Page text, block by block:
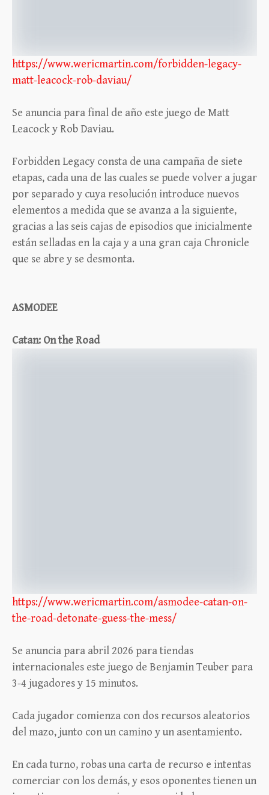
https://www.wericmartin.com/forbidden-legacy-
matt-leacock-rob-daviau/
Se anuncia para final de año este juego de Matt
Leacock y Rob Daviau.
Forbidden Legacy consta de una campaña de siete
etapas, cada una de las cuales se puede volver a jugar
por separado y cuya resolución introduce nuevos
elementos a medida que se avanza a la siguiente,
gracias a las seis cajas de episodios que inicialmente
están selladas en la caja y a una gran caja Chronicle
que se abre y se desmonta.
ASMODEE
Catan: On the Road
https://www.wericmartin.com/asmodee-catan-on-
the-road-detonate-guess-the-mess/
Se anuncia para abril 2026 para tiendas
internacionales este juego de Benjamin Teuber para
3-4 jugadores y 15 minutos.
Cada jugador comienza con dos recursos aleatorios
del mazo, junto con un camino y un asentamiento.
En cada turno, robas una carta de recurso e intentas
comerciar con los demás, y esos oponentes tienen un